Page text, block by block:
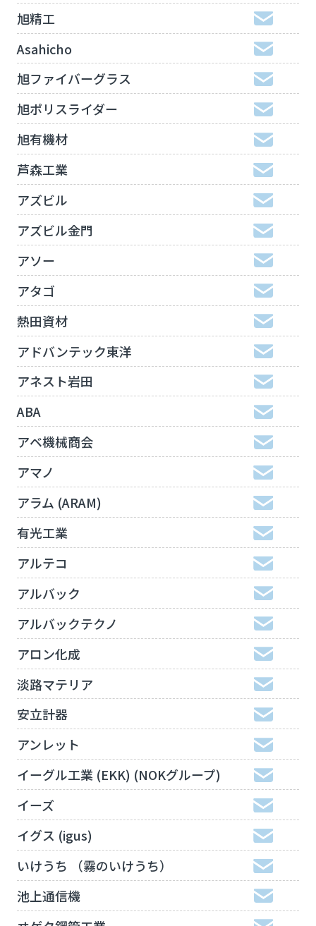
旭精工
Asahicho
旭ファイバーグラス
旭ポリスライダー
旭有機材
芦森工業
アズビル
アズビル金門
アソー
アタゴ
熱田資材
アドバンテック東洋
アネスト岩田
ABA
アベ機械商会
アマノ
アラム (ARAM)
有光工業
アルテコ
アルバック
アルバックテクノ
アロン化成
淡路マテリア
安立計器
アンレット
イーグル工業 (EKK) (NOKグループ)
イーズ
イグス (igus)
いけうち （霧のいけうち）
池上通信機